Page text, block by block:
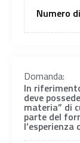
Numero
Domanda:
In
deve
materia” di
parte del
l’esperienza